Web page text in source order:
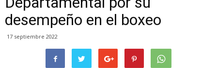
desempeño en el boxeo
17 septiembre 2022